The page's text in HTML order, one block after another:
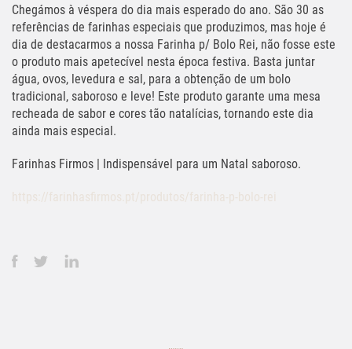
Chegámos à véspera do dia mais esperado do ano. São 30 as
referências de farinhas especiais que produzimos, mas hoje é
dia de destacarmos a nossa Farinha p/ Bolo Rei, não fosse este
o produto mais apetecível nesta época festiva. Basta juntar
água, ovos, levedura e sal, para a obtenção de um bolo
tradicional, saboroso e leve! Este produto garante uma mesa
recheada de sabor e cores tão natalícias, tornando este dia
ainda mais especial.
Farinhas Firmos | Indispensável para um Natal saboroso.
https://farinhasfirmos.pt/produtos/farinha-p-bolo-rei